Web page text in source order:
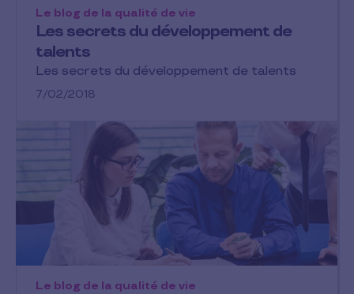
Les secrets du développement de
talents
Le blog de la qualité de vie
Les secrets du développement de talents
7/02/2018
Le blog de la qualité de vie